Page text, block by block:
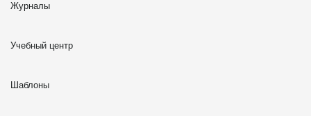
Журналы
Учебный центр
Шаблоны